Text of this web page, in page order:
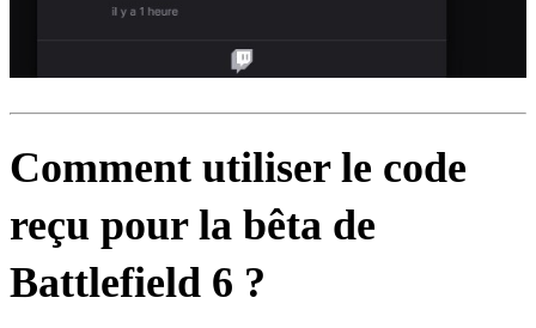
Comment utiliser le code
reçu pour la bêta de
Battlefield 6 ?